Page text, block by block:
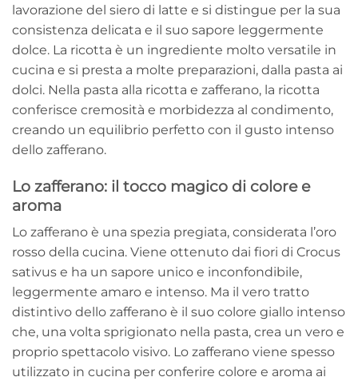
lavorazione del siero di latte e si distingue per la sua
consistenza delicata e il suo sapore leggermente
dolce. La ricotta è un ingrediente molto versatile in
cucina e si presta a molte preparazioni, dalla pasta ai
dolci. Nella pasta alla ricotta e zafferano, la ricotta
conferisce cremosità e morbidezza al condimento,
creando un equilibrio perfetto con il gusto intenso
dello zafferano.
Lo zafferano: il tocco magico di colore e
aroma
Lo zafferano è una spezia pregiata, considerata l’oro
rosso della cucina. Viene ottenuto dai fiori di Crocus
sativus e ha un sapore unico e inconfondibile,
leggermente amaro e intenso. Ma il vero tratto
distintivo dello zafferano è il suo colore giallo intenso
che, una volta sprigionato nella pasta, crea un vero e
proprio spettacolo visivo. Lo zafferano viene spesso
utilizzato in cucina per conferire colore e aroma ai